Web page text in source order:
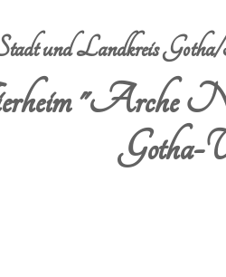
und Landkreis
"Arche
Gotha-